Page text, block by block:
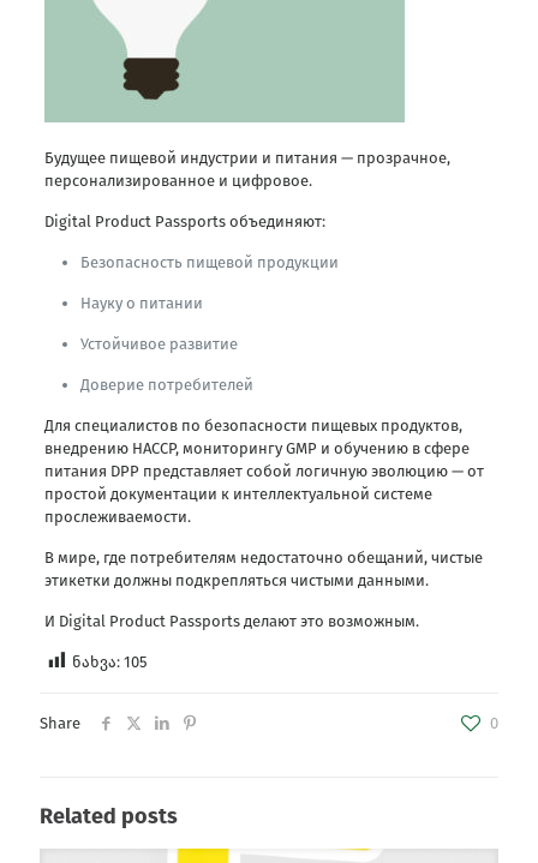
Будущее пищевой индустрии и питания — прозрачное,
персонализированное и цифровое.
Digital Product Passports объединяют:
Безопасность пищевой продукции
Науку о питании
Устойчивое развитие
Доверие потребителей
Для специалистов по безопасности пищевых продуктов,
внедрению HACCP, мониторингу GMP и обучению в сфере
питания DPP представляет собой логичную эволюцию — от
простой документации к интеллектуальной системе
прослеживаемости.
В мире, где потребителям недостаточно обещаний, чистые
этикетки должны подкрепляться чистыми данными.
И Digital Product Passports делают это возможным.
ნახვა: 105
Share 0
Related posts